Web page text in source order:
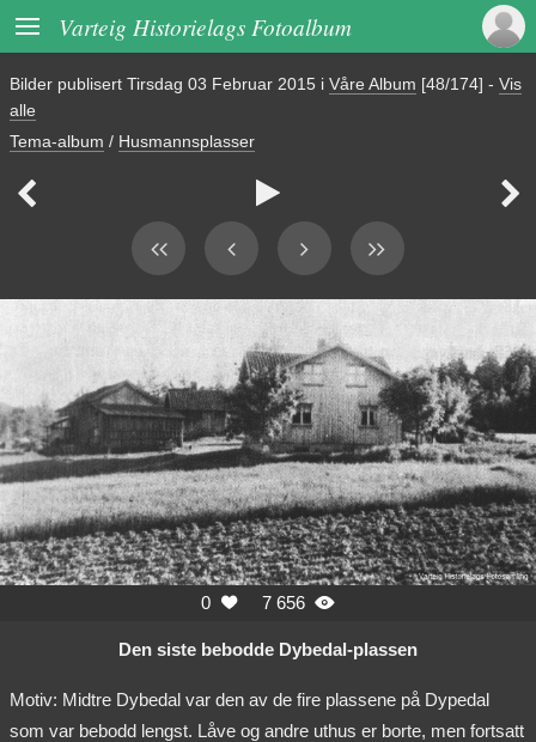
 Varteig Historielags Fotoalbum
Bilder publisert Tirsdag 03 Februar 2015 i Våre Album [48/174] - Vis
alle
Tema-album / Husmannsplasser
  
0  7 656 
Den siste bebodde Dybedal-plassen
Motiv: Midtre Dybedal var den av de fire plassene på Dypedal
som var bebodd lengst. Låve og andre uthus er borte, men fortsatt